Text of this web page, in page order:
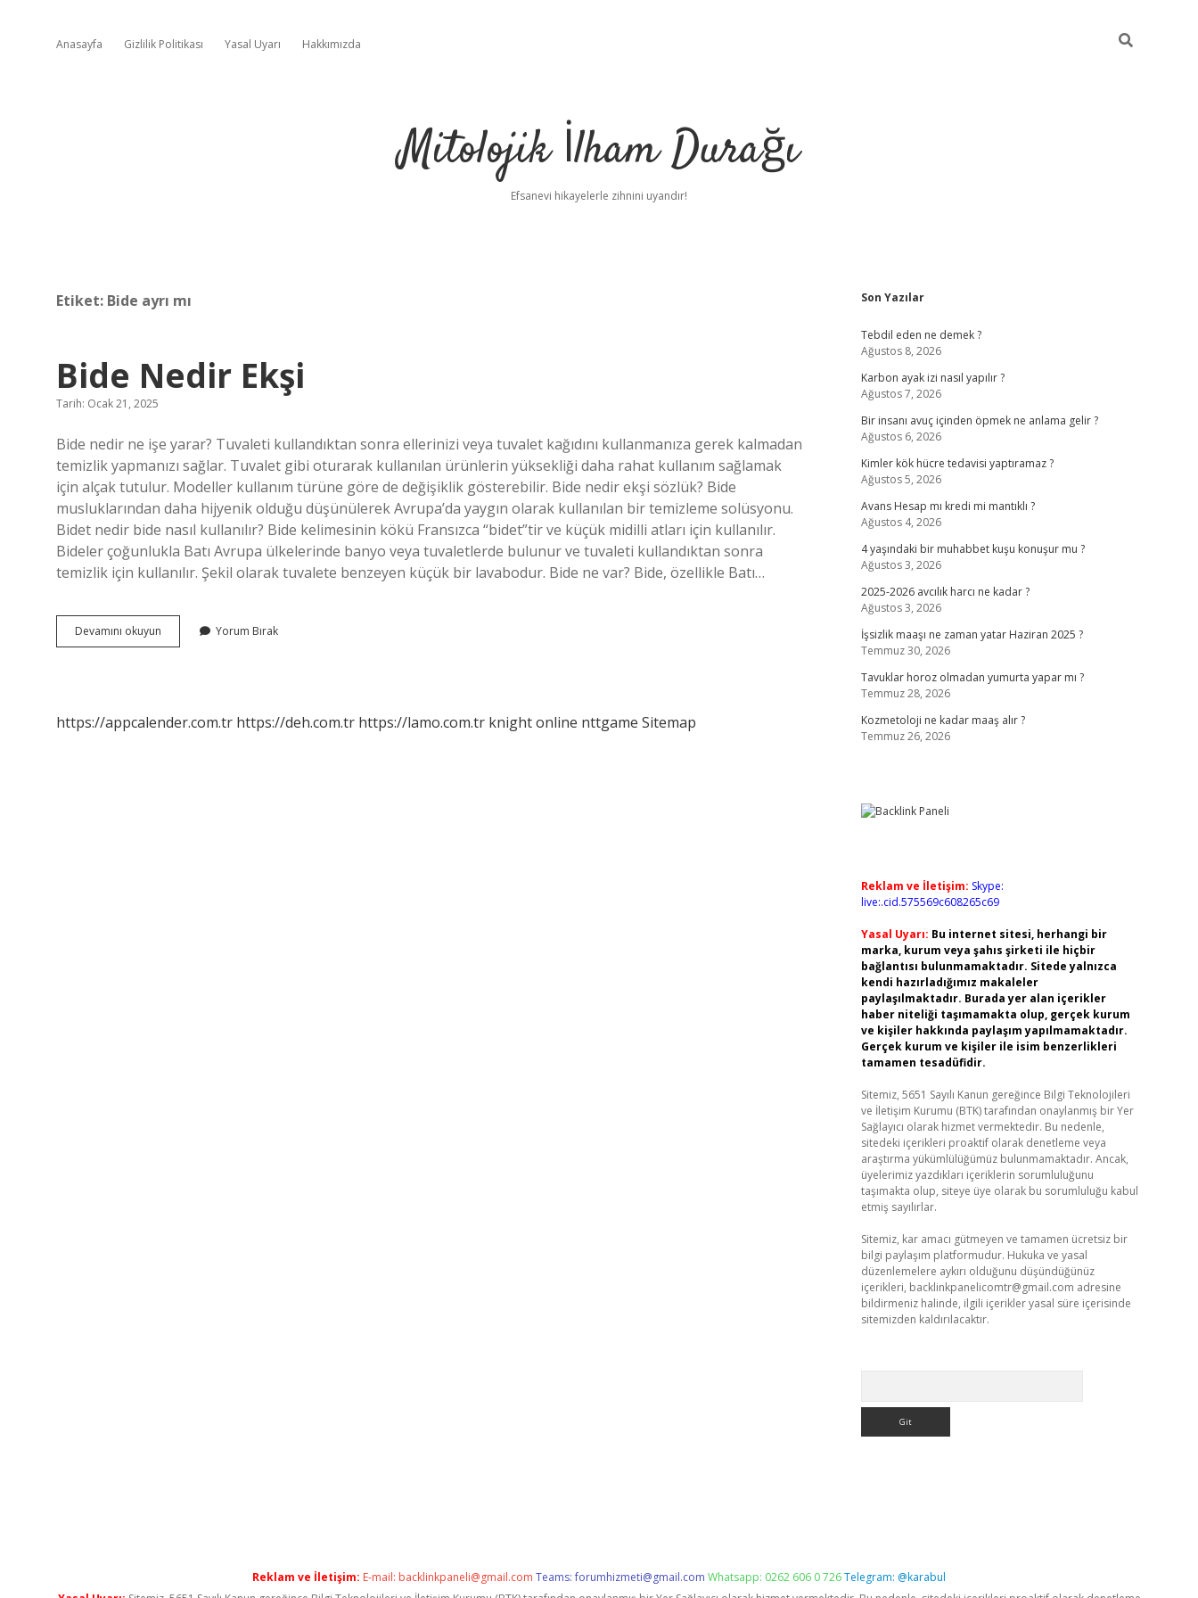
Anasayfa Gizlilik Politikası Yasal Uyarı Hakkımızda
Mitolojik İlham Durağı
Efsanevi hikayelerle zihnini uyandır!
Etiket: Bide ayrı mı
Bide Nedir Ekşi
Tarih: Ocak 21, 2025
Bide nedir ne işe yarar? Tuvaleti kullandıktan sonra ellerinizi veya tuvalet kağıdını kullanmanıza gerek kalmadan
temizlik yapmanızı sağlar. Tuvalet gibi oturarak kullanılan ürünlerin yüksekliği daha rahat kullanım sağlamak
için alçak tutulur. Modeller kullanım türüne göre de değişiklik gösterebilir. Bide nedir ekşi sözlük? Bide
musluklarından daha hijyenik olduğu düşünülerek Avrupa’da yaygın olarak kullanılan bir temizleme solüsyonu.
Bidet nedir bide nasıl kullanılır? Bide kelimesinin kökü Fransızca “bidet”tir ve küçük midilli atları için kullanılır.
Bideler çoğunlukla Batı Avrupa ülkelerinde banyo veya tuvaletlerde bulunur ve tuvaleti kullandıktan sonra
temizlik için kullanılır. Şekil olarak tuvalete benzeyen küçük bir lavabodur. Bide ne var? Bide, özellikle Batı…
Devamını okuyun
Nedir
Yorum Bırak
https://appcalender.com.tr https://deh.com.tr https://lamo.com.tr knight online nttgame Sitemap
Sidebar
Son Yazılar
Tebdil eden ne demek ?
Ağustos 8, 2026
Karbon ayak izi nasıl yapılır ?
Ağustos 7, 2026
Bir insanı avuç içinden öpmek ne anlama gelir ?
Ağustos 6, 2026
Kimler kök hücre tedavisi yaptıramaz ?
Ağustos 5, 2026
Avans Hesap mı kredi mi mantıklı ?
Ağustos 4, 2026
4 yaşındaki bir muhabbet kuşu konuşur mu ?
Ağustos 3, 2026
2025-2026 avcılık harcı ne kadar ?
Ağustos 3, 2026
İşsizlik maaşı ne zaman yatar Haziran 2025 ?
Temmuz 30, 2026
Tavuklar horoz olmadan yumurta yapar mı ?
Temmuz 28, 2026
Kozmetoloji ne kadar maaş alır ?
Temmuz 26, 2026
Reklam ve İletişim: Skype:
live:.cid.575569c608265c69
Yasal Uyarı: Bu internet sitesi, herhangi bir
marka, kurum veya şahıs şirketi ile hiçbir
bağlantısı bulunmamaktadır. Sitede yalnızca
kendi hazırladığımız makaleler
paylaşılmaktadır. Burada yer alan içerikler
haber niteliği taşımamakta olup, gerçek kurum
ve kişiler hakkında paylaşım yapılmamaktadır.
Gerçek kurum ve kişiler ile isim benzerlikleri
tamamen tesadüfidir.
Sitemiz, 5651 Sayılı Kanun gereğince Bilgi Teknolojileri
ve İletişim Kurumu (BTK) tarafından onaylanmış bir Yer
Sağlayıcı olarak hizmet vermektedir. Bu nedenle,
sitedeki içerikleri proaktif olarak denetleme veya
araştırma yükümlülüğümüz bulunmamaktadır. Ancak,
üyelerimiz yazdıkları içeriklerin sorumluluğunu
taşımakta olup, siteye üye olarak bu sorumluluğu kabul
etmiş sayılırlar.
Sitemiz, kar amacı gütmeyen ve tamamen ücretsiz bir
bilgi paylaşım platformudur. Hukuka ve yasal
düzenlemelere aykırı olduğunu düşündüğünüz
içerikleri, backlinkpanelicomtr@gmail.com adresine
bildirmeniz halinde, ilgili içerikler yasal süre içerisinde
sitemizden kaldırılacaktır.
Reklam ve İletişim: E-mail: backlinkpaneli@gmail.com Teams:forumhizmeti@gmail.com Whatsapp: 0262 606 0 726Telegram: @karabul